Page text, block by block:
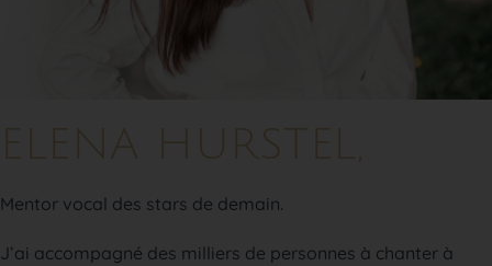
Mentor vocal des stars de demain.
J’ai accompagné des milliers de personnes à chanter à